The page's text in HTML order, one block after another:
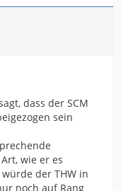
dass der SCM
sein
wie er es
der THW in
noch auf Rang